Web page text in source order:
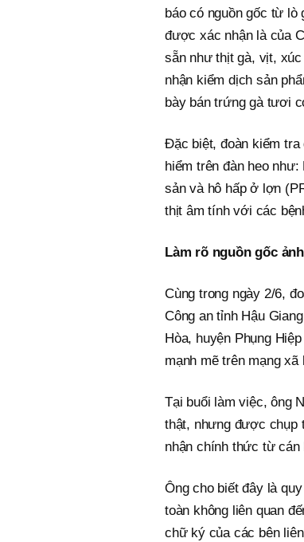
báo có nguồn gốc từ lò
được xác nhận là của
sẵn như thịt gà, vịt,
nhận kiểm dịch sản
bày bán trứng gà tươi
Đặc biệt, đoàn kiểm tra
hiểm trên đàn heo
sản và hô hấp ở lợn
thịt âm tính với các
Làm rõ nguồn gốc
Cùng trong ngày 2/6,
Công an tỉnh Hậu
Hòa, huyện Phụng
mạnh mẽ trên mạng
Tại buổi làm việc, ông
thật, nhưng được chụp
nhận chính thức từ cán
Ông cho biết đây là
toàn không liên quan
chữ ký của các bên